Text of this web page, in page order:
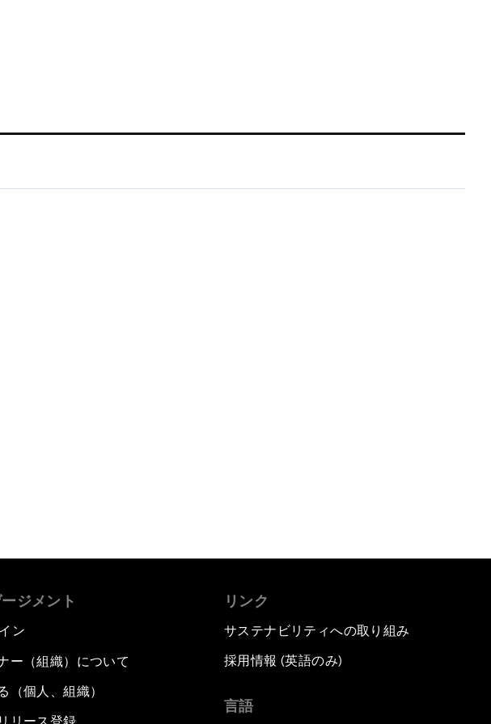
ジメント
ン
ー（組織）について
（個人、組織）
リンク
サステナビリティへの取り組み
採用情報 (英語のみ)
言語